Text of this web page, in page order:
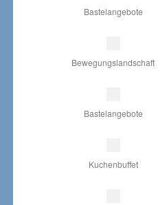
Bastelangebote
Bewegungslandschaft
Bastelangebote
Kuchenbuffet